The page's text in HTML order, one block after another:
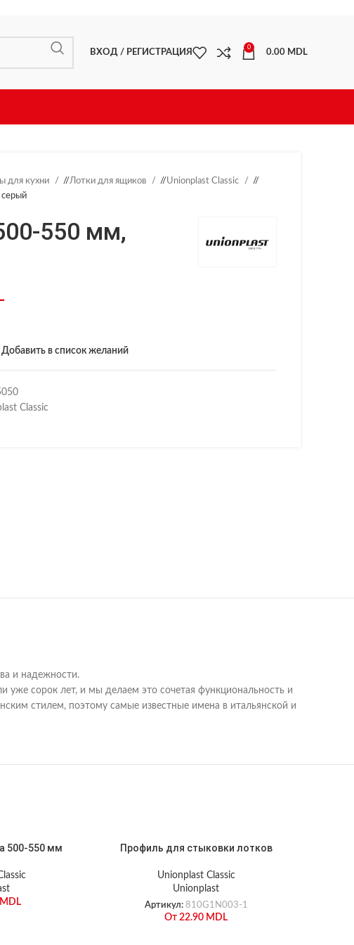
ВХОД / РЕГИСТРАЦИЯ
0
0.00 MDL
для кухни / Лотки для ящиков / Unionplast Classic
/
550 мм,
Добавить в список желаний
Classic
и надежности.
сорок лет, и мы делаем это сочетая функциональность и
стилем, поэтому самые известные имена в итальянской и
500-550 мм
MDL
Профиль для стыковки лотков
Unionplast Classic
Unionplast
Артикул: 810G1N003-1
От 22.90 MDL